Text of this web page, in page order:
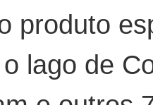
produto
lago de